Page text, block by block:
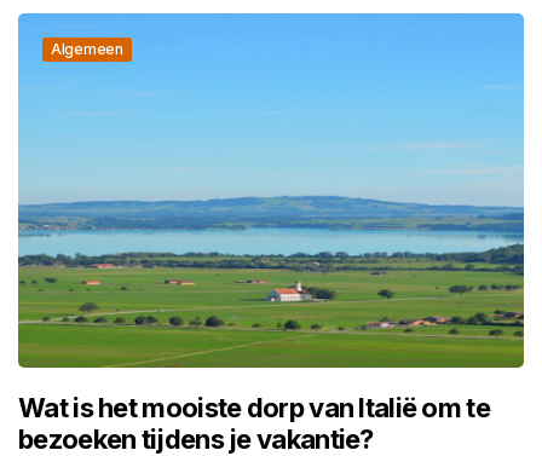
Algemeen
Wat is het mooiste dorp van Italië om te
bezoeken tijdens je vakantie?